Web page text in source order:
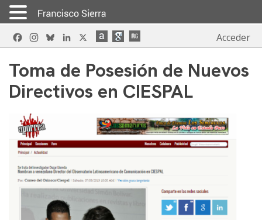
Skip
to
FacebookInstagram
BlueskyLinkedIn Acceder
Toma de Posesión de Nuevos
Directivos en CIESPAL